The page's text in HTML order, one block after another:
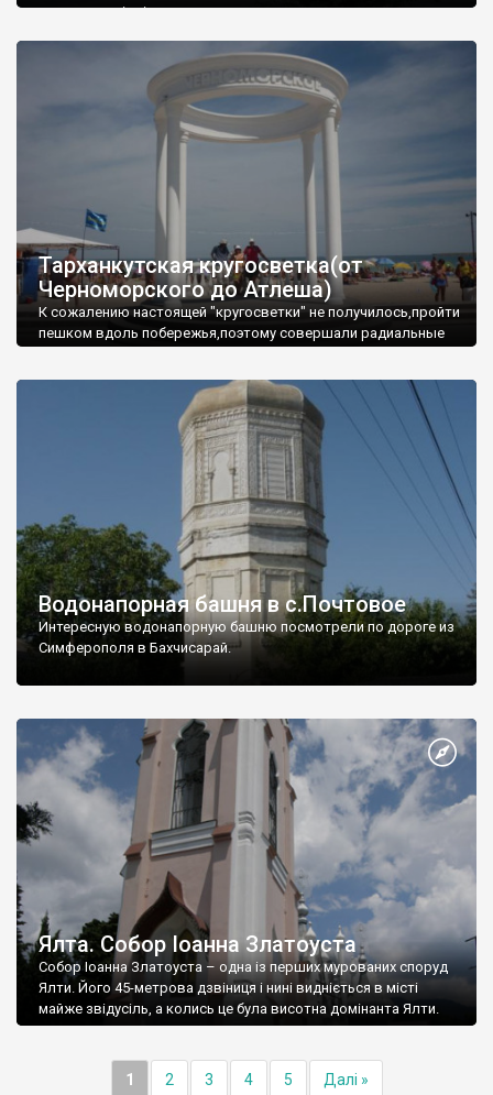
запрошую відвідати це
Тарханкутская кругосветка(от
Черноморского до Атлеша)
К сожалению настоящей "кругосветки" не получилось,пройти
пешком вдоль побережья,поэтому совершали радиальные
Водонапорная башня в с.Почтовое
Интересную водонапорную башню посмотрели по дороге из
Симферополя в Бахчисарай.
Ялта. Собор Іоанна Златоуста
Собор Іоанна Златоуста – одна із перших мурованих споруд
Ялти. Його 45-метрова дзвіниця і нині видніється в місті
майже звідусіль, а колись це була висотна домінанта Ялти.
1 2 3 4 5 Далі »